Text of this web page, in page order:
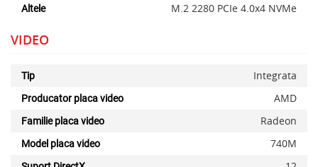
Altele M.2 2280 PCIe 4.0x4 NVMe
VIDEO
Tip Integrata
Producator placa video AMD
Familie placa video Radeon
Model placa video 740M
x